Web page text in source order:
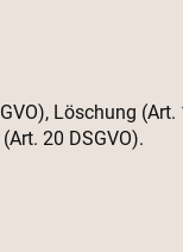
Löschung
20 DSGVO).